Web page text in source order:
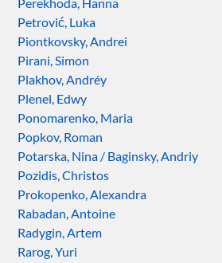
Petrović, Luka
Piontkovsky, Andrei
Pirani, Simon
Plakhov, Andréy
Plenel, Edwy
Ponomarenko, Maria
Popkov, Roman
Potarska, Nina / Baginsky, Andriy
Pozidis, Christos
Prokopenko, Alexandra
Rabadan, Antoine
Radygin, Artem
Rarog, Yuri